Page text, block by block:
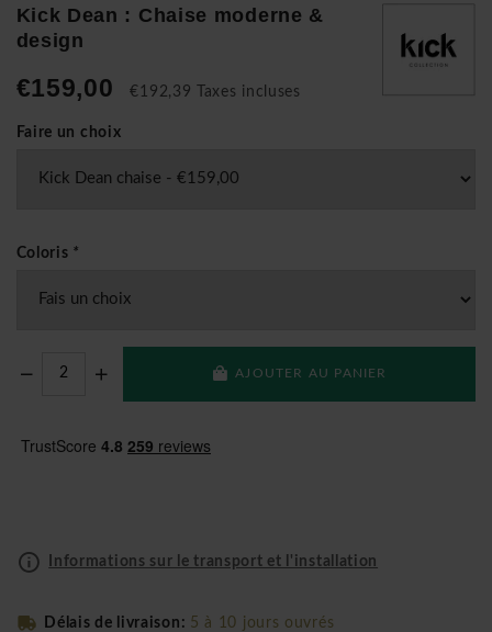
Kick Dean : Chaise moderne &
design
€159,00 €192,39 Taxes incluses
Faire un choix
Coloris *
AJOUTER AU PANIER
Informations sur le transport et l'installation
Délais de livraison: 5 à 10 jours ouvrés